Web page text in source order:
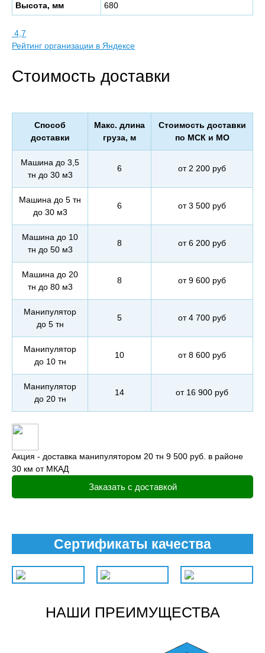
Высота, мм
680
4,7
Рейтинг организации в Яндексе
Стоимость доставки
Способ
доставки
Макс. длина
груза, м
Стоимость доставки
по МСК и МО
Машина до 3,5
тн до 30 м3
6 от 2 200 руб
Машина до 5 тн
до 30 м3
6 от 3 500 руб
Машина до 10
тн до 50 м3
8 от 6 200 руб
Машина до 20
тн до 80 м3
8 от 9 600 руб
Манипулятор
до 5 тн
5 от 4 700 руб
Манипулятор
до 10 тн
10 от 8 600 руб
Манипулятор
до 20 тн
14 от 16 900 руб
Акция - доставка манипулятором 20 тн 9 500 руб. в районе
30 км от МКАД
Заказать с доставкой
Сертификаты качества
НАШИ ПРЕИМУЩЕСТВА